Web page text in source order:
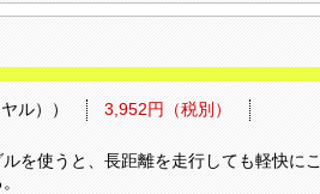
ル）） 3,952円（税別）
を使うと、長距離を走行しても軽快に